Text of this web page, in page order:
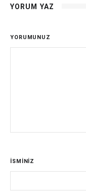
YORUM YAZ
YORUMUNUZ
İSMİNİZ